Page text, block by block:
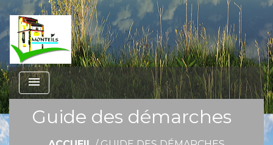
menu
Guide des démarches